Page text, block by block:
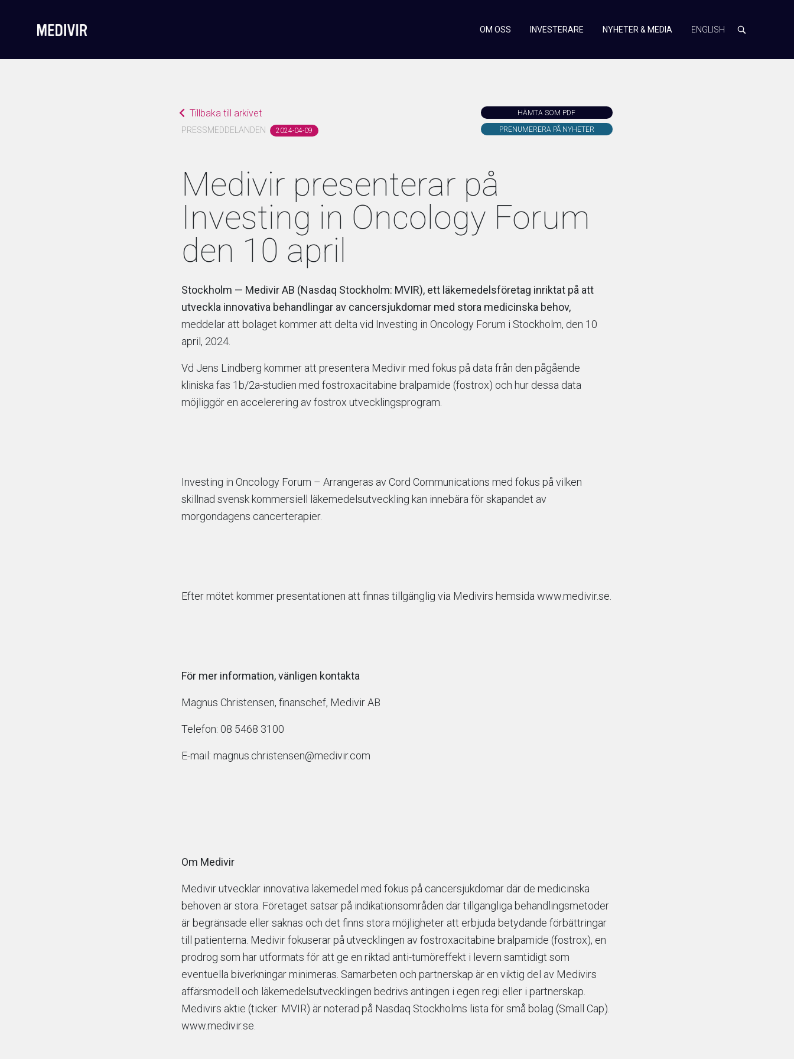
OM OSS INVESTERARE NYHETER & MEDIA ENGLISH
Tillbaka till arkivet HÄMTA SOM PDF
PRESSMEDDELANDEN 2024-04-09 PRENUMERERA PÅ NYHETER
Medivir presenterar på
Investing in Oncology Forum
den 10 april
Stockholm — Medivir AB (Nasdaq Stockholm: MVIR), ett läkemedelsföretag inriktat på att
utveckla innovativa behandlingar av cancersjukdomar med stora medicinska behov,
meddelar att bolaget kommer att delta vid Investing in Oncology Forum i Stockholm, den 10
april, 2024.
Vd Jens Lindberg kommer att presentera Medivir med fokus på data från den pågående
kliniska fas 1b/2a-studien med fostroxacitabine bralpamide (fostrox) och hur dessa data
möjliggör en accelerering av fostrox utvecklingsprogram.
Investing in Oncology Forum – Arrangeras av Cord Communications med fokus på vilken
skillnad svensk kommersiell läkemedelsutveckling kan innebära för skapandet av
morgondagens cancerterapier.
Efter mötet kommer presentationen att finnas tillgänglig via Medivirs hemsida www.medivir.se.
För mer information, vänligen kontakta
Magnus Christensen, finanschef, Medivir AB
Telefon: 08 5468 3100
E-mail: magnus.christensen@medivir.com
Om Medivir
Medivir utvecklar innovativa läkemedel med fokus på cancersjukdomar där de medicinska
behoven är stora. Företaget satsar på indikationsområden där tillgängliga behandlingsmetoder
är begränsade eller saknas och det finns stora möjligheter att erbjuda betydande förbättringar
till patienterna. Medivir fokuserar på utvecklingen av fostroxacitabine bralpamide (fostrox), en
prodrog som har utformats för att ge en riktad anti-tumöreffekt i levern samtidigt som
eventuella biverkningar minimeras. Samarbeten och partnerskap är en viktig del av Medivirs
affärsmodell och läkemedelsutvecklingen bedrivs antingen i egen regi eller i partnerskap.
Medivirs aktie (ticker: MVIR) är noterad på Nasdaq Stockholms lista för små bolag (Small Cap).
www.medivir.se.